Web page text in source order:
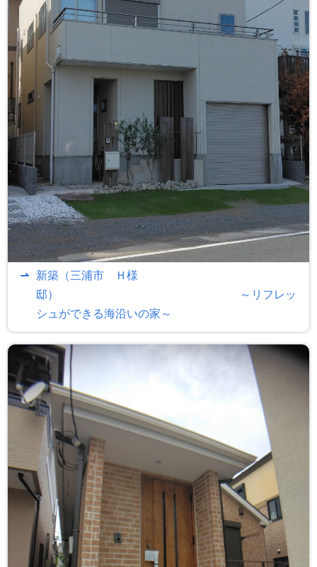
公共・商業
リフォーム
施工事例
新築住宅
リフォーム
公共・商業
0120-046-898
携帯電話 ・PHS・一部のIP電話からは：
受付時間：
お問い合わせ
資料請求
新築（三浦市 Ｈ様
邸） ～リフレッ
シュができる海沿いの家～